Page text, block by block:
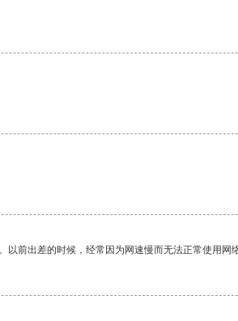
前出差的时候，经常因为网速慢而无法正常使用网